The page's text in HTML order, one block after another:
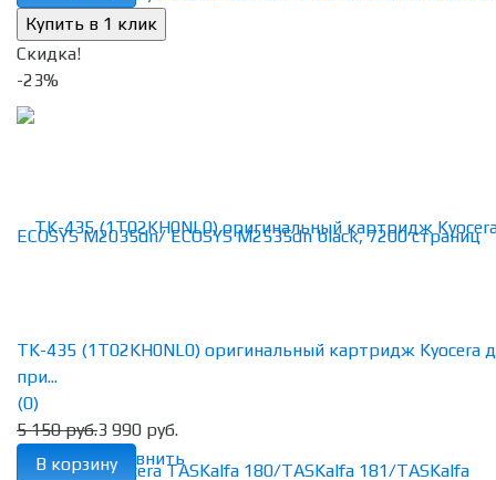
Скидка!
-23%
избранное сравнить
TK-435 (1T02KH0NL0) оригинальный картридж Kyocera
при...
(0)
5 150 руб.3 990 руб.
В корзину